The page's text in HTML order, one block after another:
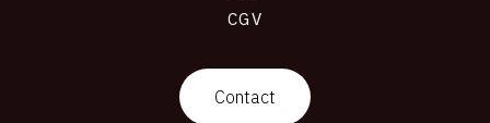
CGV
Contact